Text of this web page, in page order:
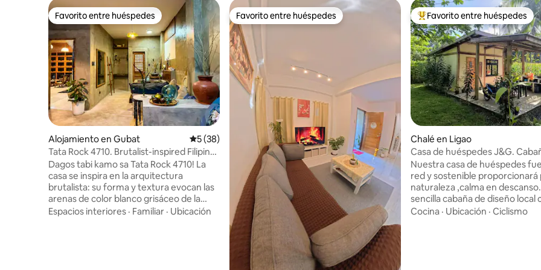
Favorito entre huéspedes
Favorito entre huéspedes
Alojamiento en Gubat Calificación promedio: 5 de 5, 38 reseñas
5 (38)
Tata Rock 4710. Brutalist-inspired Filipino
home
Dagos tabi kamo sa Tata Rock 4710! La
casa se inspira en la arquitectura
brutalista: su forma y textura evocan las
arenas de color blanco grisáceo de la
playa de Buenavista. Muchas de las
Espacios interiores · Familiar · Ubicación
Favorito entre huéspedes
Favorito entre huéspedes Favorito entre huéspedes
Favorito entre huéspedes
Chalé en Ligao
Casa de huéspedes J&G.
sostenible, fuera de la red.
Nuestra casa de huéspedes
red y sostenible proporcionará
naturaleza ,calma en
sencilla cabaña de diseño local
gran patio donde puedes
Cocina · Ubicación · Ciclismo